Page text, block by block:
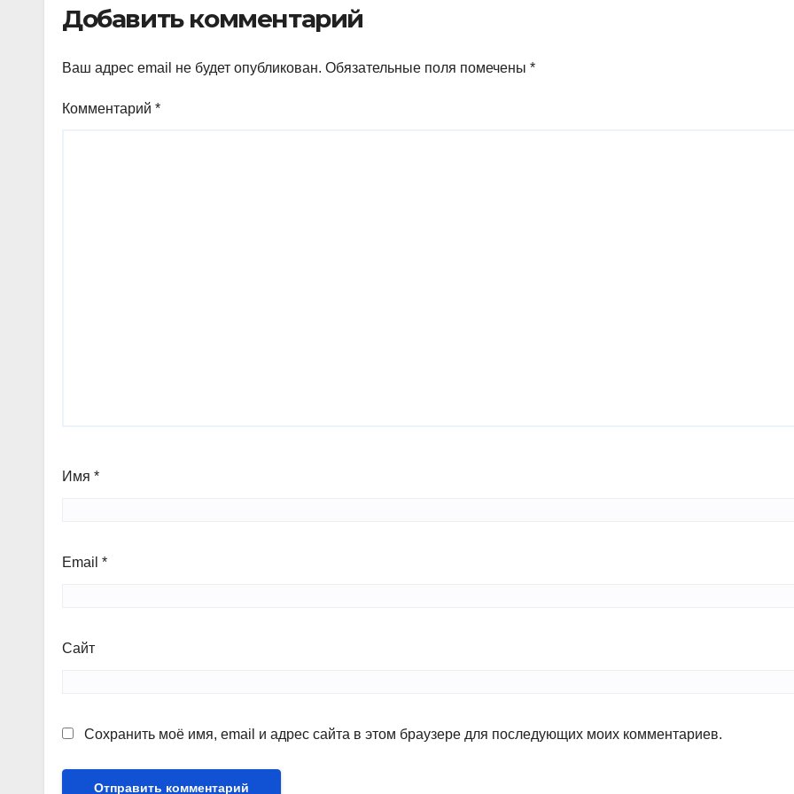
Добавить комментарий
Ваш адрес email не будет опубликован. Обязательные поля помечены *
Комментарий *
Имя *
Email *
Сайт
Сохранить моё имя, email и адрес сайта в этом браузере для последующих моих комментариев.